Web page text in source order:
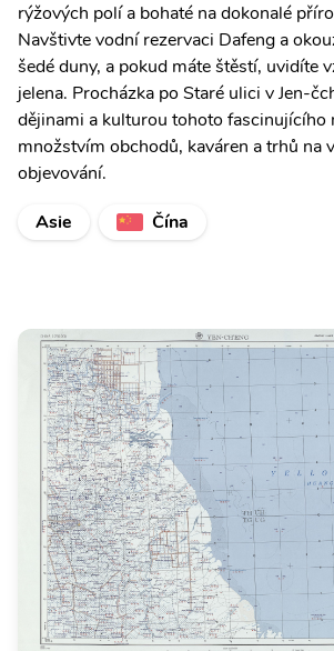
rýžových polí a bohaté na dokonalé
Navštivte vodní rezervaci Dafeng a
šedé duny, a pokud máte štěstí, uvidíte
jelena. Procházka po Staré ulici v Jen-
dějinami a kulturou tohoto fascinujícího
množstvím obchodů, kaváren a trhů na
objevování.
Asie
Čína